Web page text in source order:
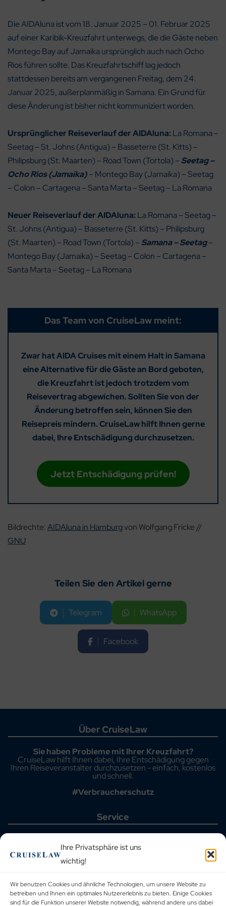
Ihre Privatsphäre ist uns
wichtig!
Wir benutzen Cookies und ähnliche Technologien, um unsere Website zu
betreiben und Ihnen ein optimales Nutzererlebnis zu bieten. Einige Cookies
sind für die Funktion unserer Website notwendig, während andere uns dabei
Die AIDAluna ist vom 18. Januar 2025 – 01. Februar 2025
auf einer Karibik-Kreuzfahrt unterwegs, die die Gäste neben
Montego Bay auf Jamaika ursprünglich auch nach Ocho
Rios führen sollte. Das Kreuzfahrtschiff lag jedoch
stattdessen bereits am vergangenen Freitag, dem 24.
Januar 2025, außerplanmäßig in Samana. Ein Grund für
diese Änderung ist bisher nicht kommuniziert worden.
Ursprünglicher Reiseverlauf der AIDAluna: La Romana –
Seetag – St. Johns (Antigua) – Basseterre (St. Kitts) –
Philipsburg (St. Maarten) – Road Town (Tortola) – Seetag –
Ocho Rios (Jamaika)– Montego Bay (Jamaika) – Seetag
– Colon – Cartagena – Santa Marta – Seetag – La Romana
Neuer Reiseverlauf der AIDAluna: La Romana – Seetag –
St. Johns (Antigua) – Basseterre (St. Kitts) – Philipsburg
(St. Maarten) – Road Town (Tortola) – Samana – Seetag–
Montego Bay (Jamaika) – Seetag – Colon – Cartagena –
Santa Marta – Seetag – La Romana
Das Team von CruiseLaw meint:
Zwar hat AIDA Cruises mit einem Halt in Samana
eine Alternative für die Gäste an Bord geboten,
die Kreuzfahrt ist jedoch trotzdem vom
Reisevertrag abgewichen.Sollten Sie von der
Änderung betroffen sein, können Sie den
Reisepreis mindern.CruiseLaw hilft Ihnen gerne
dabei, Ihre Entschädigung durchzusetzen.
Jetzt Entschädigung prüfen!
Bildrechte:AIDAluna in Hamburgvon Wolfgang Fricke //
GNU
Teilen Sie den Artikel gerne
Telegram WhatsApp
Facebook
Über CruiseLaw
Sie haben Probleme mit Ihrer Kreuzfahrt?
CruiseLaw hilft Ihnen dabei, Ihre Entschädigung gegen
Ihren Reiseveranstalter durchzusetzen - einfach, kostenlos
und schnell.
#Verbraucherschutz
Service
Aktuelle Fälle
Kreuzfahrthäfen
Blog
Urteilsdatenbank
Kontakt